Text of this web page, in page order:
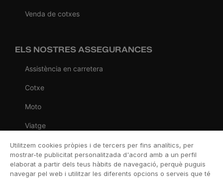
Venda de cotxes
ELS NOSTRES ASSEGURANCES
Assistència en carretera
Cotxe
Moto
Viatge
Llar
Vida
Utilitzem cookies pròpies i de tercers per fins analítics, per
mostrar-te publicitat personalitzada d'acord amb a un perfil
elaborat a partir dels teus hàbits de navegació, perquè puguis
navegar pel web i utilitzar les diferents opcions o serveis que té